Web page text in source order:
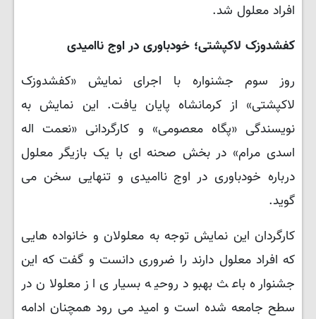
افراد معلول شد.
کفشدوزک لاکپشتی؛ خودباوری در اوج ناامیدی
روز سوم جشنواره با اجرای نمایش «کفشدوزک
لاکپشتی» از کرمانشاه پایان یافت. این نمایش به
نویسندگی «پگاه معصومی» و کارگردانی «نعمت اله
اسدی مرام» در بخش صحنه ای با یک بازیگر معلول
درباره خودباوری در اوج ناامیدی و تنهایی سخن می
گوید.
کارگردان این نمایش توجه به معلولان و خانواده هایی
که افراد معلول دارند را ضروری دانست و گفت که این
جشنواره باعث بهبود روحیه بسیاری از معلولان در
سطح جامعه شده است و امید می رود همچنان ادامه